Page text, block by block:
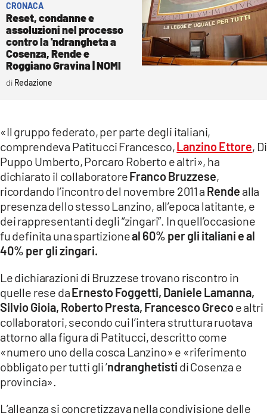
CRONACA
Reset, condanne e
assoluzioni nel processo
contro la 'ndrangheta a
Cosenza, Rende e
Roggiano Gravina | NOMI
Redazione
«Il gruppo federato, per parte degli italiani,
comprendeva Patitucci Francesco,Lanzino Ettore, Di
Puppo Umberto, Porcaro Roberto e altri», ha
dichiarato il collaboratoreFranco Bruzzese,
ricordando l’incontro del novembre 2011 a Rende alla
presenza dello stesso Lanzino, all’epoca latitante, e
dei rappresentanti degli “zingari”. In quell’occasione
fu definita una spartizioneal 60% per gli italiani e al
40% per gli zingari.
Le dichiarazioni di Bruzzese trovano riscontro in
quelle rese daErnesto Foggetti, Daniele Lamanna,
Silvio Gioia, Roberto Presta, Francesco Grecoe altri
collaboratori, secondo cui l’intera struttura ruotava
attorno alla figura di Patitucci, descritto come
«numero uno della cosca Lanzino» e «riferimento
obbligato per tutti gli ’ndranghetisti di Cosenza e
provincia».
L’alleanza si concretizzava nella condivisione delle